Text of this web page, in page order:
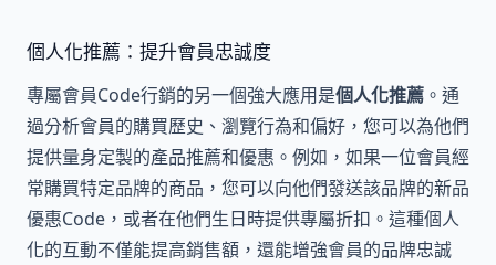
個人化推薦：提升會員忠誠度
專屬會員Code行銷的另一個強大應用是個人化推薦 。通
過分析會員的購買歷史、瀏覽行為和偏好，您可以為他們
提供量身定製的產品推薦和優惠。例如，如果一位會員經
常購買特定品牌的商品，您可以向他們發送該品牌的新品
優惠Code，或者在他們生日時提供專屬折扣。這種個人
化的互動不僅能提高銷售額，還能增強會員的品牌忠誠